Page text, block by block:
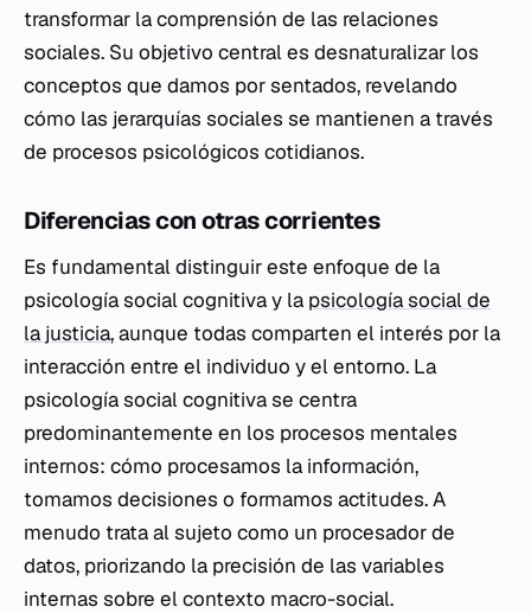
transformar la comprensión de las relaciones
sociales. Su objetivo central es desnaturalizar los
conceptos que damos por sentados, revelando
cómo las jerarquías sociales se mantienen a través
de procesos psicológicos cotidianos.
Diferencias con otras corrientes
Es fundamental distinguir este enfoque de la
psicología social cognitiva y la psicología social de
la justicia, aunque todas comparten el interés por la
interacción entre el individuo y el entorno. La
psicología social cognitiva se centra
predominantemente en los procesos mentales
internos: cómo procesamos la información,
tomamos decisiones o formamos actitudes. A
menudo trata al sujeto como un procesador de
datos, priorizando la precisión de las variables
internas sobre el contexto macro-social.